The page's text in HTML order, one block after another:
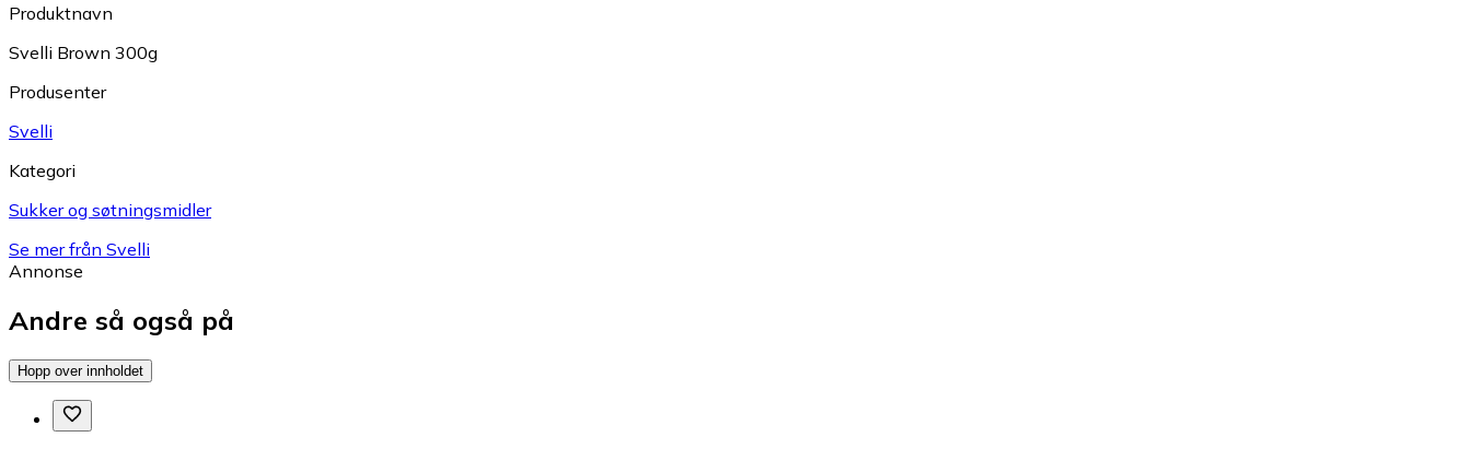
Produktnavn
Svelli Brown 300g
Produsenter
Svelli
Kategori
Sukker og søtningsmidler
Se mer från Svelli
Annonse
Andre så også på
Hopp over innholdet